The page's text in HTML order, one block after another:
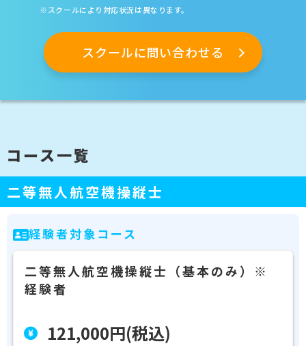
※スクールにより対応状況は異なります。
コース一覧
二等無人航空機操縦士
経験者対象コース
二等無人航空機操縦士（基本のみ）※
経験者
121,000円(税込)